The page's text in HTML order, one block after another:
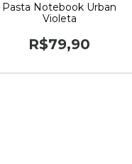
Pasta Notebook Urban
Violeta
R$79,90